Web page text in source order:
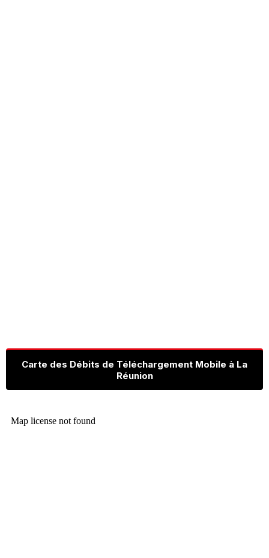
Carte des Débits de Téléchargement Mobile à La
Réunion